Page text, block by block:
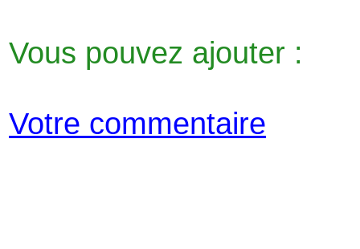
Vous pouvez ajouter :
Votre commentaire